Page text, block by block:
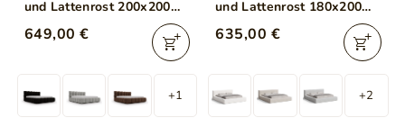
und Lattenrost 200x200
Modo Beige
649,00 €
+1
und Lattenrost 180x200
Mali Beige
635,00 €
+2